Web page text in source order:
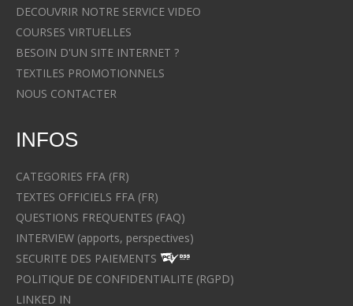
DECOUVRIR NOTRE SERVICE VIDEO
COURSES VIRTUELLES
BESOIN D'UN SITE INTERNET ?
TEXTILES PROMOTIONNELS
NOUS CONTACTER
INFOS
CATEGORIES FFA (FR)
TEXTES OFFICIELS FFA (FR)
QUESTIONS FREQUENTES (FAQ)
INTERVIEW (apports, perspectives)
SECURITE DES PAIEMENTS
POLITIQUE DE CONFIDENTIALITE (RGPD)
LINKED IN